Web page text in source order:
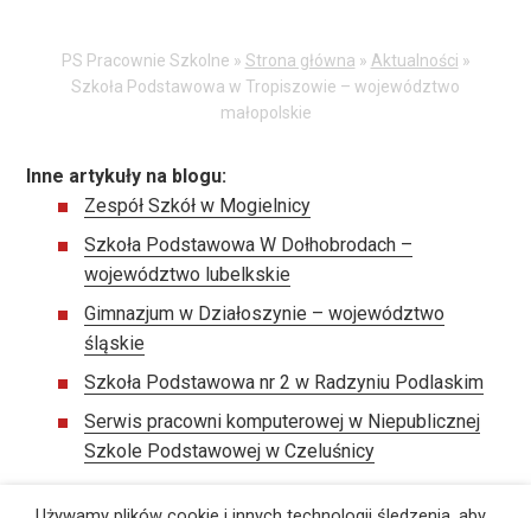
PS Pracownie Szkolne » Strona główna » Aktualności »
Szkoła Podstawowa w Tropiszowie – województwo
małopolskie
Inne artykuły na blogu:
Zespół Szkół w Mogielnicy
Szkoła Podstawowa W Dołhobrodach –
województwo lubelkskie
Gimnazjum w Działoszynie – województwo
śląskie
Szkoła Podstawowa nr 2 w Radzyniu Podlaskim
Serwis pracowni komputerowej w Niepublicznej
Szkole Podstawowej w Czeluśnicy